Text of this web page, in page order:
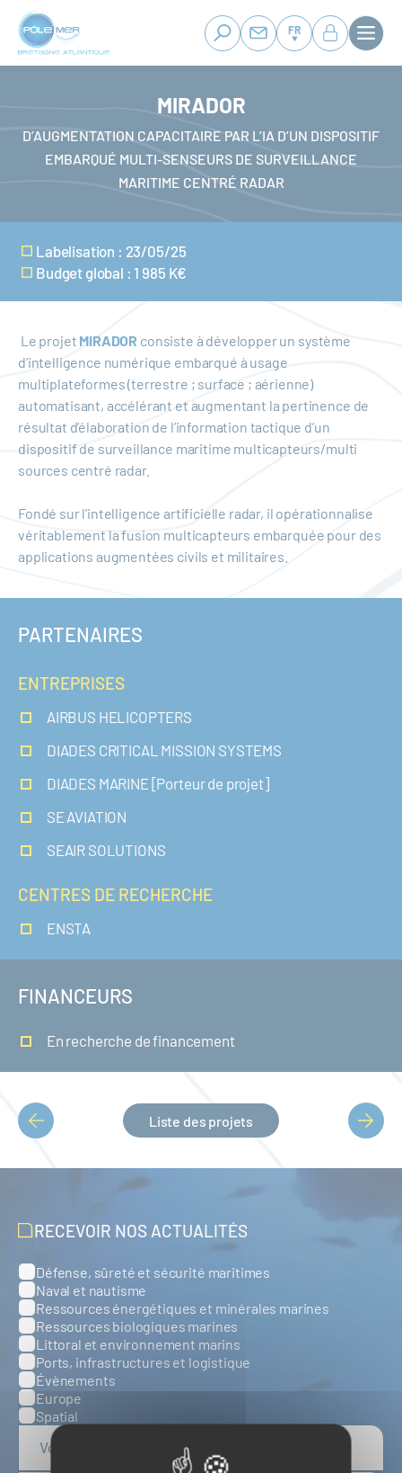
Panneau de gestion des cookies
Aller
contenu
FR
MIRADOR
D’AUGMENTATION CAPACITAIRE PAR L’IA D’UN DISPOSITIF
EMBARQUÉ MULTI-SENSEURS DE SURVEILLANCE
MARITIME CENTRÉ RADAR
Labelisation : 23/05/25
Budget global : 1 985 K€
Le projet MIRADOR consiste à développer un système
d’intelligence numérique embarqué à usage
multiplateformes (terrestre ; surface ; aérienne)
automatisant, accélérant et augmentant la pertinence de
résultat d’élaboration de l’information tactique d’un
dispositif de surveillance maritime multicapteurs/multi
sources centré radar.
Fondé sur l’intelligence artificielle radar, il opérationnalise
véritablement la fusion multicapteurs embarquée pour des
applications augmentées civils et militaires.
PARTENAIRES
ENTREPRISES
AIRBUS HELICOPTERS
DIADES CRITICAL MISSION SYSTEMS
DIADES MARINE [Porteur de projet]
SE AVIATION
SEAIR SOLUTIONS
CENTRES DE RECHERCHE
ENSTA
FINANCEURS
En recherche de financement
PAGINATION
Liste des projets
RECEVOIR NOS ACTUALITÉS
Catégories
Défense, sûreté et sécurité maritimes
Naval et nautisme
Ressources énergétiques et minérales marines
Ressources biologiques marines
Littoral et environnement marins
Ports, infrastructures et logistique
Évènements
Europe
Spatial